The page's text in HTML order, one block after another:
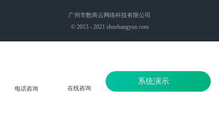
广州市数商云网络科技有限公司
© 2013 - 2021 shushangyun.com
电话咨询 在线咨询
系统演示